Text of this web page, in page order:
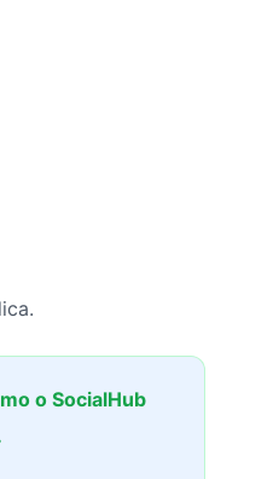
o SocialHub